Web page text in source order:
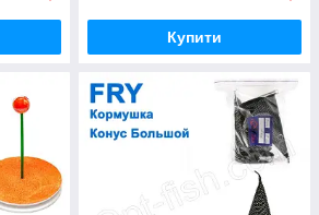
Купити